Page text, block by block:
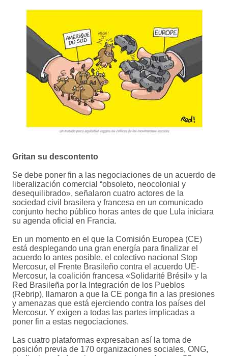
Gritan su descontento
Se debe poner fin a las negociaciones de un acuerdo de
liberalización comercial “obsoleto, neocolonial y
desequilibrado», señalaron cuatro actores de la
sociedad civil brasilera y francesa en un comunicado
conjunto hecho público horas antes de que Lula iniciara
su agenda oficial en Francia.
En un momento en el que la Comisión Europea (CE)
está desplegando una gran energía para finalizar el
acuerdo lo antes posible, el colectivo nacional Stop
Mercosur, el Frente Brasileño contra el acuerdo UE-
Mercosur, la coalición francesa «Solidarité Brésil» y la
Red Brasileña por la Integración de los Pueblos
(Rebrip), llamaron a que la CE ponga fin a las presiones
y amenazas que está ejerciendo contra los países del
Mercosur. Y exigen a todas las partes implicadas a
poner fin a estas negociaciones.
Las cuatro plataformas expresaban así la toma de
posición previa de 170 organizaciones sociales, ONG,